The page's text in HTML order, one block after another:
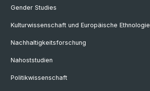
Gender Studies
Kulturwissenschaft und Europäische Ethnologie
Nachhaltigkeitsforschung
Nahoststudien
Politikwissenschaft